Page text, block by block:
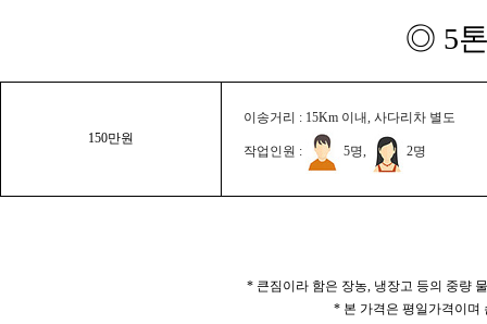
◎ 5
150만원
이송거리 : 15Km 이내, 사다리차 별도
작업인원 : 5명, 2명
* 큰짐이라 함은 장농, 냉장고 등의 중량
* 본 가격은 평일가격이며